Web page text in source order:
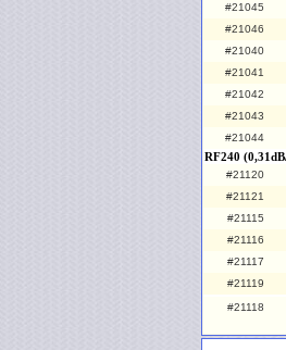
#21045
#21046
#21040
#21041
#21042
#21043
#21044
RF240
#21120
#21121
#21115
#21116
#21117
#21119
#21118